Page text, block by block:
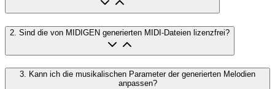
2 Sind die von MIDIGEN generierten MIDI-Dateien lizenzfrei?
3. Kann ich die musikalischen Parameter der generierten Melodien
anpassen?